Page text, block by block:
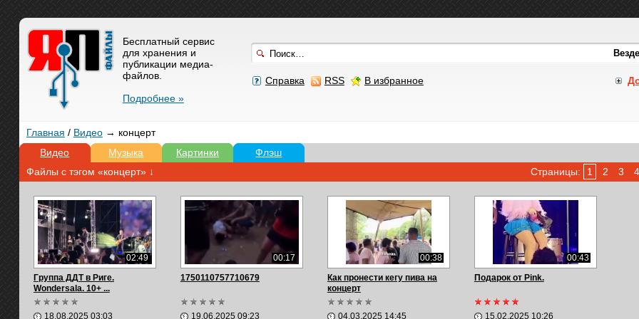
Справка RSS В избранное
Бесплатный сервис
для хранения и
публикации медиа-
файлов.
Подробнее »
Главная / Видео→ концерт
Видео
Музыка Картинки Флэш
Файлы с тэгом «концерт» ↓
Страницы: 1 2 3 4
02:49
Группа ДДТ в Риге.
Wondersala. 10+ ...
18.08.2025 03:03
00:17
1750110757710679
19.06.2025 09:23
00:38
Как пронести кегу пива на
концерт
04.03.2025 14:45
00:43
Подарок от Pink.
15.02.2025 10:26